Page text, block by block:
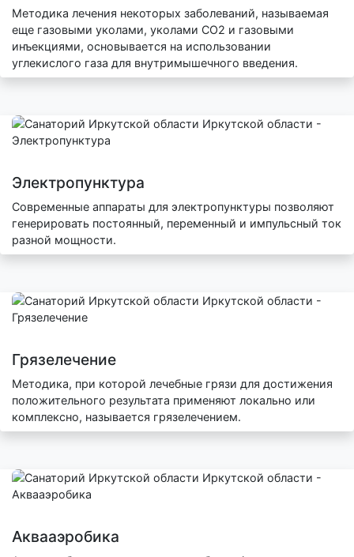
Методика лечения некоторых заболеваний, называемая
еще газовыми уколами, уколами СО2 и газовыми
инъекциями, основывается на использовании
углекислого газа для внутримышечного введения.
Электропунктура
Современные аппараты для электропунктуры позволяют
генерировать постоянный, переменный и импульсный ток
разной мощности.
Грязелечение
Методика, при которой лечебные грязи для достижения
положительного результата применяют локально или
комплексно, называется грязелечением.
Аквааэробика